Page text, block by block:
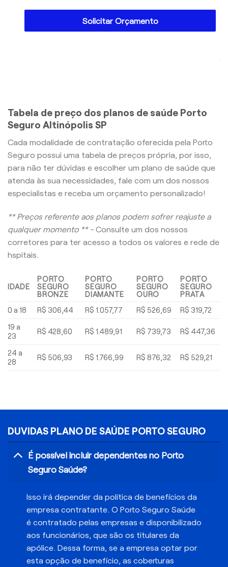
Solicitar Orçamento
Tabela de preço dos planos de saúde Porto
Seguro Altinópolis SP
Cada modalidade de contratação oferecida pela Porto
Seguro possui uma tabela de preços própria, por isso,
para não ter dúvidas e escolher um plano de saúde que
atenda às sua necessidades, fale com um dos nossos
especialistas e receba um orçamento personalizado!
** Preços referente aos planos podem sofrer reajuste a
qualquer momento ** - Consulte um dos nossos
corretores para ter acesso a todos os valores e rede de
hspitais.
IDADE
PORTO
SEGURO
BRONZE
PORTO
SEGURO
DIAMANTE
PORTO
SEGURO
OURO
PORTO
SEGURO
PRATA
0 a 18
R$ 306,44 R$ 1.057,77 R$ 526,69
R$ 319,72
19 a
23
R$ 428,60 R$ 1.489,91 R$ 739,73 R$ 447,36
24 a
28
R$ 506,93 R$ 1.766,99 R$ 876,32 R$ 529,21
DUVIDAS PLANO DE SAÚDE PORTO SEGURO
É possível incluir dependentes no Porto
Seguro Saúde?
Isso irá depender da política de benefícios da
empresa contratante. O Porto Seguro Saúde
é contratado pelas empresas e disponibilizado
aos funcionários, que são os titulares da
apólice. Dessa forma, se a empresa optar por
esta opção de benefício, as coberturas